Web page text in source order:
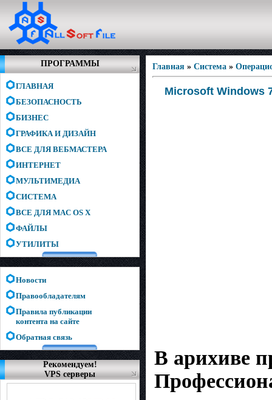
ПРОГРАММЫ
ГЛАВНАЯ
БЕЗОПАСНОСТЬ
БИЗНЕС
ГРАФИКА И ДИЗАЙН
ВСЕ ДЛЯ ВЕБМАСТЕРА
ИНТЕРНЕТ
МУЛЬТИМЕДИА
СИСТЕМА
ВСЕ ДЛЯ MAC OS X
ФАЙЛЫ
УТИЛИТЫ
Новости
Правообладателям
Правила публикации
контента на сайте
Обратная связь
Рекомендуем!
VPS серверы
Главная » Система »
Microsoft Windows
В арихиве